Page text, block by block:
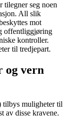
tilegner seg noen
All slik
mot
offentliggjøring
kontroller.
til tredjepart.
og vern
tilbys muligheter til
av disse kravene.